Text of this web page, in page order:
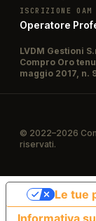
ISCRIZIONE OAM
Operatore
LVDM Gestioni
Compro Oro
maggio 2017, n.
© 2022–2026
riservati.
Le tue